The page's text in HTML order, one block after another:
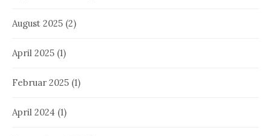
August 2025 (2)
April 2025 (1)
Februar 2025 (1)
April 2024 (1)